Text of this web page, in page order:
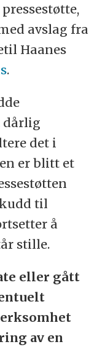
avslag fra
Haanes
.
dårlig
det i
er blitt et
til
å
stille.
eller gått
av en